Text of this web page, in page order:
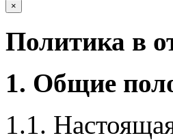
×
Политика в
1. Общие
1.1.